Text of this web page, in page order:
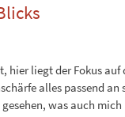
hier liegt der Fokus
alles passend
was auch